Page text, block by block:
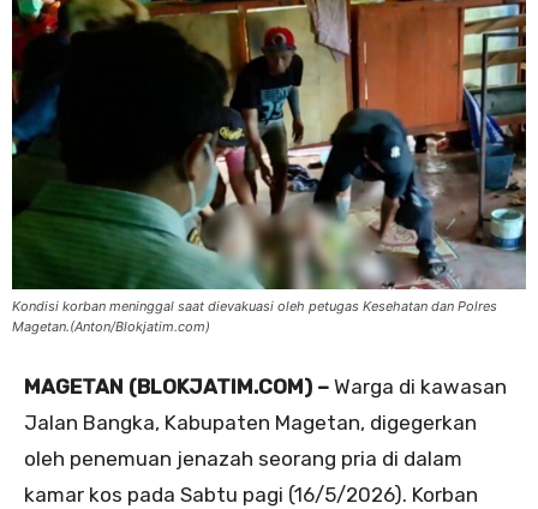
Kondisi korban meninggal saat dievakuasi oleh petugas Kesehatan dan Polres
Magetan.(Anton/Blokjatim.com)
MAGETAN (BLOKJATIM.COM) – Warga di kawasan
Jalan Bangka, Kabupaten Magetan, digegerkan
oleh penemuan jenazah seorang pria di dalam
kamar kos pada Sabtu pagi (16/5/2026). Korban